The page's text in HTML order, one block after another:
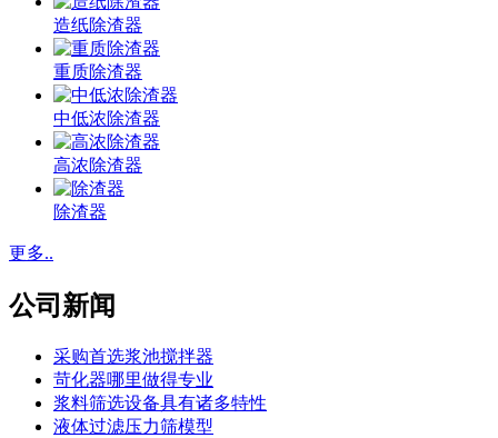
造纸除渣器
重质除渣器
中低浓除渣器
高浓除渣器
除渣器
更多..
公司新闻
采购首选浆池搅拌器
苛化器哪里做得专业
浆料筛选设备具有诸多特性
液体过滤压力筛模型